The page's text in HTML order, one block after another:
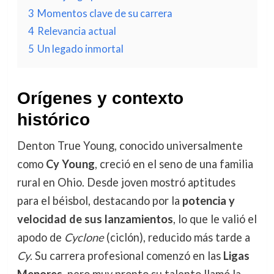
3 Momentos clave de su carrera
4 Relevancia actual
5 Un legado inmortal
Orígenes y contexto
histórico
Denton True Young, conocido universalmente
como Cy Young, creció en el seno de una familia
rural en Ohio. Desde joven mostró aptitudes
para el béisbol, destacando por la potencia y
velocidad de sus lanzamientos, lo que le valió el
apodo de Cyclone(ciclón), reducido más tarde a
Cy. Su carrera profesional comenzó en las Ligas